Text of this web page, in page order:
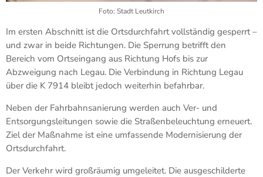
Foto: Stadt Leutkirch
Im ersten Abschnitt ist die Ortsdurchfahrt vollständig gesperrt –
und zwar in beide Richtungen. Die Sperrung betrifft den
Bereich vom Ortseingang aus Richtung Hofs bis zur
Abzweigung nach Legau. Die Verbindung in Richtung Legau
über die K 7914 bleibt jedoch weiterhin befahrbar.
Neben der Fahrbahnsanierung werden auch Ver- und
Entsorgungsleitungen sowie die Straßenbeleuchtung erneuert.
Ziel der Maßnahme ist eine umfassende Modernisierung der
Ortsdurchfahrt.
Der Verkehr wird großräumig umgeleitet. Die ausgeschilderte